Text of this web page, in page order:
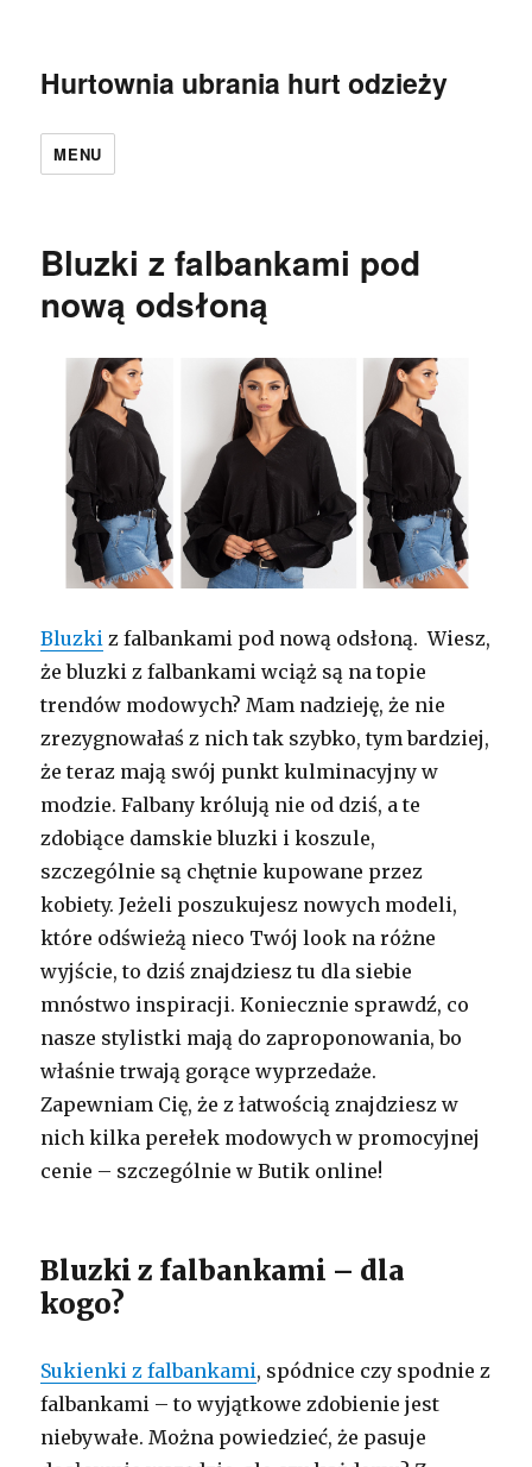
Hurtownia ubrania hurt odzieży
MENU
Bluzki z falbankami pod
nową odsłoną
Bluzki z falbankami pod nową odsłoną. Wiesz,
że bluzki z falbankami wciąż są na topie
trendów modowych? Mam nadzieję, że nie
zrezygnowałaś z nich tak szybko, tym bardziej,
że teraz mają swój punkt kulminacyjny w
modzie. Falbany królują nie od dziś, a te
zdobiące damskie bluzki i koszule,
szczególnie są chętnie kupowane przez
kobiety. Jeżeli poszukujesz nowych modeli,
które odświeżą nieco Twój look na różne
wyjście, to dziś znajdziesz tu dla siebie
mnóstwo inspiracji. Koniecznie sprawdź, co
nasze stylistki mają do zaproponowania, bo
właśnie trwają gorące wyprzedaże.
Zapewniam Cię, że z łatwością znajdziesz w
nich kilka perełek modowych w promocyjnej
cenie – szczególnie w Butik online!
Bluzki z falbankami – dla
kogo?
Sukienki z falbankami, spódnice czy spodnie z
falbankami – to wyjątkowe zdobienie jest
niebywałe. Można powiedzieć, że pasuje